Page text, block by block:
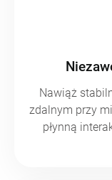
Nawiąż
zdalnym przy
płynną